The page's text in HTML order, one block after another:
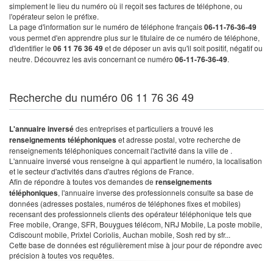
simplement le lieu du numéro où il reçoit ses factures de téléphone, ou
l'opérateur selon le préfixe.
La page d'information sur le numéro de téléphone français06-11-76-36-49
vous permet d'en apprendre plus sur le titulaire de ce numéro de téléphone,
d'identifier le 06 11 76 36 49et de déposer un avis qu'il soit positif, négatif ou
neutre. Découvrez les avis concernant ce numéro 06-11-76-36-49.
Recherche du numéro 06 11 76 36 49
L'annuaire inversédes entreprises et particuliers a trouvé les
renseignements téléphoniqueset adresse postal, votre recherche de
renseignements téléphoniques concernait l'activité dans la ville de .
L'annuaire inversé vous renseigne à qui appartient le numéro, la localisation
et le secteur d'activités dans d'autres régions de France.
Afin de répondre à toutes vos demandes de renseignements
téléphoniques, l'annuaire inverse des professionnels consulte sa base de
données (adresses postales, numéros de téléphones fixes et mobiles)
recensant des professionnels clients des opérateur téléphonique tels que
Free mobile, Orange, SFR, Bouygues télécom, NRJ Mobile, La poste mobile,
Cdiscount mobile, Prixtel Coriolis, Auchan mobile, Sosh red by sfr...
Cette base de données est régulièrement mise à jour pour de répondre avec
précision à toutes vos requêtes.